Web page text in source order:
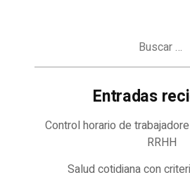
Entradas
Control horario de
RRHH
Salud cotidiana con